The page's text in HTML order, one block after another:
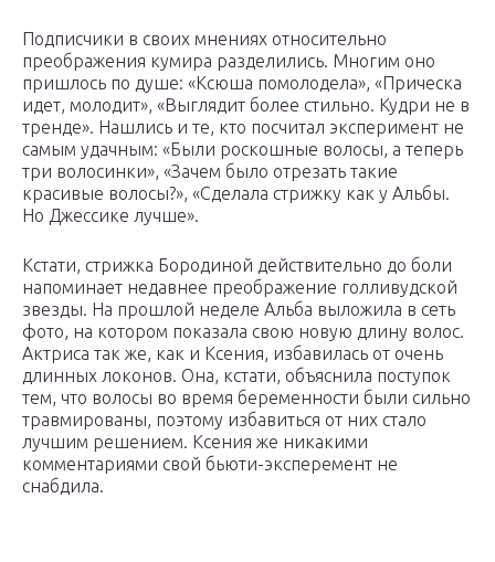
Подписчики в своих мнениях относительно
преображения кумира разделились. Многим оно
пришлось по душе: «Ксюша помолодела», «Прическа
идет, молодит», «Выглядит более стильно. Кудри не в
тренде». Нашлись и те, кто посчитал эксперимент не
самым удачным: «Были роскошные волосы, а теперь
три волосинки», «Зачем было отрезать такие
красивые волосы?», «Сделала стрижку как у Альбы.
Но Джессике лучше».
Кстати, стрижка Бородиной действительно до боли
напоминает недавнее преображение голливудской
звезды. На прошлой неделе Альба выложила в сеть
фото, на котором показала свою новую длину волос.
Актриса так же, как и Ксения, избавилась от очень
длинных локонов. Она, кстати, объяснила поступок
тем, что волосы во время беременности были сильно
травмированы, поэтому избавиться от них стало
лучшим решением. Ксения же никакими
комментариями свой бьюти-эксперемент не
снабдила.